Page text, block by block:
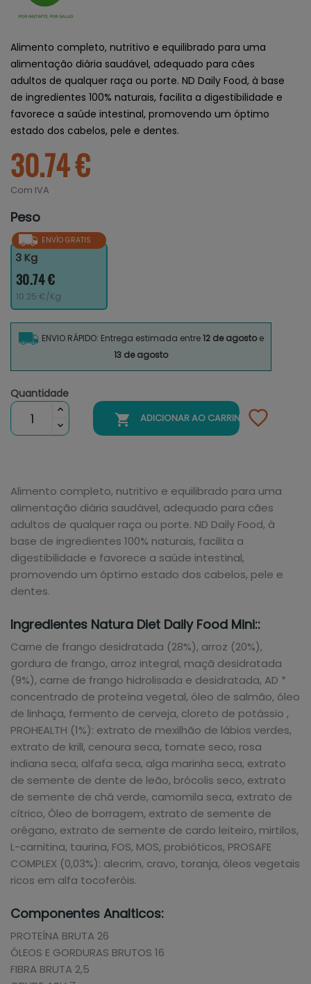
Alimento completo, nutritivo e equilibrado para uma
alimentação diária saudável, adequado para cães
adultos de qualquer raça ou porte. ND Daily Food, à base
de ingredientes 100% naturais, facilita a digestibilidade e
favorece a saúde intestinal, promovendo um óptimo
estado dos cabelos, pele e dentes.
30.74 €
Com IVA
Peso
ENVÍO GRATIS
3 Kg
30.74 €
10.25 €/Kg
ENVIO RÁPIDO: Entrega estimada entre12 de agostoe
13 de agosto
Quantidade
 ADICIONAR AO CARRINHO
Alimento completo, nutritivo e equilibrado para uma
alimentação diária saudável, adequado para cães
adultos de qualquer raça ou porte. ND Daily Food, à
base de ingredientes 100% naturais, facilita a
digestibilidade e favorece a saúde intestinal,
promovendo um óptimo estado dos cabelos, pele e
dentes.
Ingredientes Natura Diet Daily Food Mini::
Carne de frango desidratada (28%), arroz (20%),
gordura de frango, arroz integral, maçã desidratada
(9%), carne de frango hidrolisada e desidratada, AD *
concentrado de proteína vegetal, óleo de salmão, óleo
de linhaça, fermento de cerveja, cloreto de potássio ,
PROHEALTH (1%): extrato de mexilhão de lábios verdes,
extrato de krill, cenoura seca, tomate seco, rosa
indiana seca, alfafa seca, alga marinha seca, extrato
de semente de dente de leão, brócolis seco, extrato
de semente de chá verde, camomila seca, extrato de
cítrico, Óleo de borragem, extrato de semente de
orégano, extrato de semente de cardo leiteiro, mirtilos,
L-carnitina, taurina, FOS, MOS, probióticos, PROSAFE
COMPLEX (0,03%): alecrim, cravo, toranja, óleos vegetais
ricos em alfa tocoferóis.
Componentes Analticos:
PROTEÍNA BRUTA 26
ÓLEOS E GORDURAS BRUTOS 16
FIBRA BRUTA 2,5